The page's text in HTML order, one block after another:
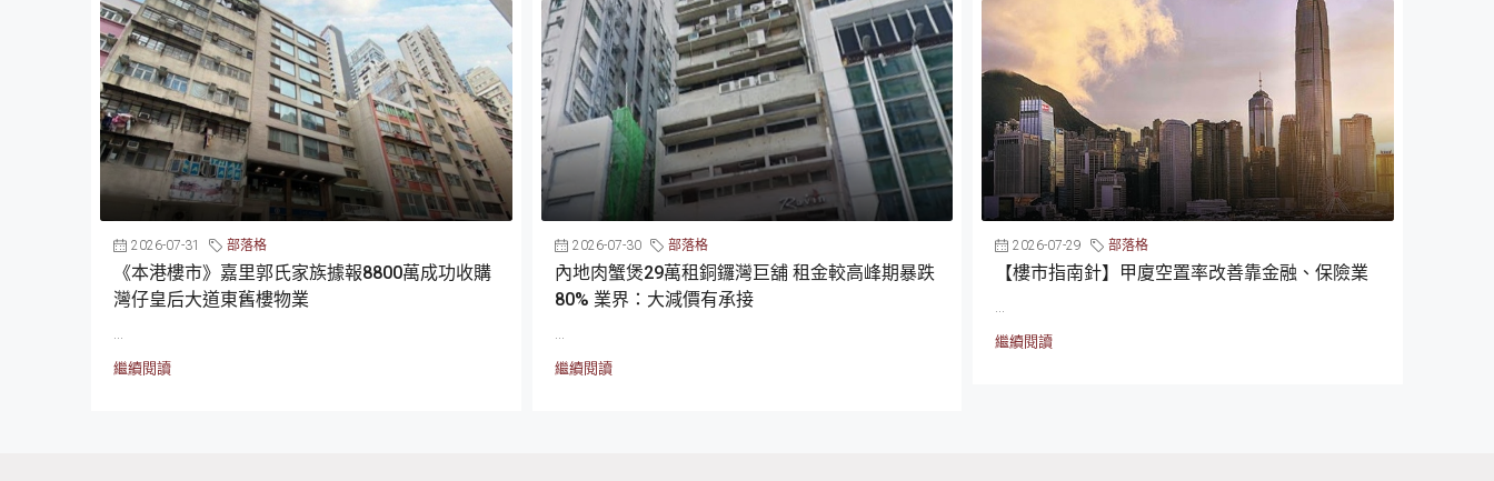
2026-07-31 部落格
《本港樓市》嘉里郭氏家族據報8800萬成功收購
灣仔皇后大道東舊樓物業
繼續閱讀
2026-07-30 部落格
內地肉蟹煲29萬租銅鑼灣巨舖 租金較高峰期暴跌
80% 業界：大減價有承接
繼續閱讀
2026-07-29 部落格
【樓市指南針】甲廈空置率改善靠金融、保險業
繼續閱讀